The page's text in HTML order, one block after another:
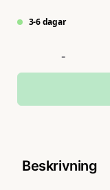
3-6 dagar
-
Beskrivning